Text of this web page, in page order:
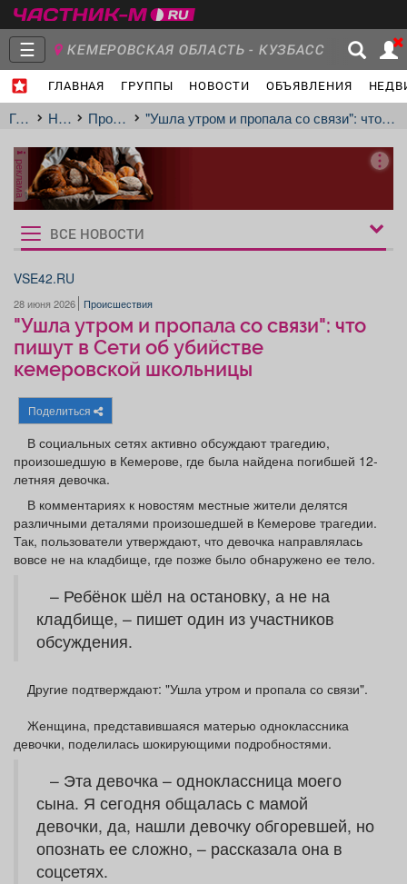
☰ КЕМЕРОВСКАЯ ОБЛАСТЬ - КУЗБАСС
ГЛАВНАЯ ГРУППЫ НОВОСТИ ОБЪЯВЛЕНИЯ
Главная
Группы
Объявления Недвижимость Услуги
Работа Компании
Афиша
Товары Поздравления Погода
ТВ программа Я - пенсионер
ГлавнаяНовостиПроисшествия "Ушла утром и пропала со связи": что пишут в Сети об убийстве кемеровской школьницы
реклама
Рукбрики
новостей
ВСЕ НОВОСТИ
VSE42.RU
28 июня 2026 Происшествия
"Ушла утром и пропала со связи": что
пишут в Сети об убийстве
кемеровской школьницы
Поделиться
В социальных сетях активно обсуждают трагедию,
произошедшую в Кемерове, где была найдена погибшей 12-
летняя девочка.
В комментариях к новостям местные жители делятся
различными деталями произошедшей в Кемерове трагедии.
Так, пользователи утверждают, что девочка направлялась
вовсе не на кладбище, где позже было обнаружено ее тело.
– Ребёнок шёл на остановку, а не на
кладбище, – пишет один из участников
обсуждения.
Другие подтверждают: "Ушла утром и пропала со связи".
Женщина, представившаяся матерью одноклассника
девочки, поделилась шокирующими подробностями.
– Эта девочка – одноклассница моего
сына. Я сегодня общалась с мамой
девочки, да, нашли девочку обгоревшей, но
опознать ее сложно, – рассказала она в
соцсетях.